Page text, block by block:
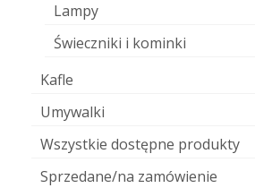
Lampy
Świeczniki i kominki
Kafle
Umywalki
Wszystkie dostępne produkty
Sprzedane/na zamówienie